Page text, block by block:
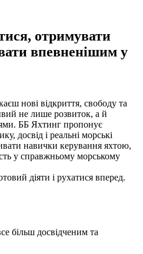
отримувати
впевненішим у
нові відкриття, свободу та
не лише розвиток, а й
ББ Яхтинг пропонує
досвід і реальні морські
навички керування яхтою,
у справжньому морському
діяти і рухатися вперед.
більш досвідченим та